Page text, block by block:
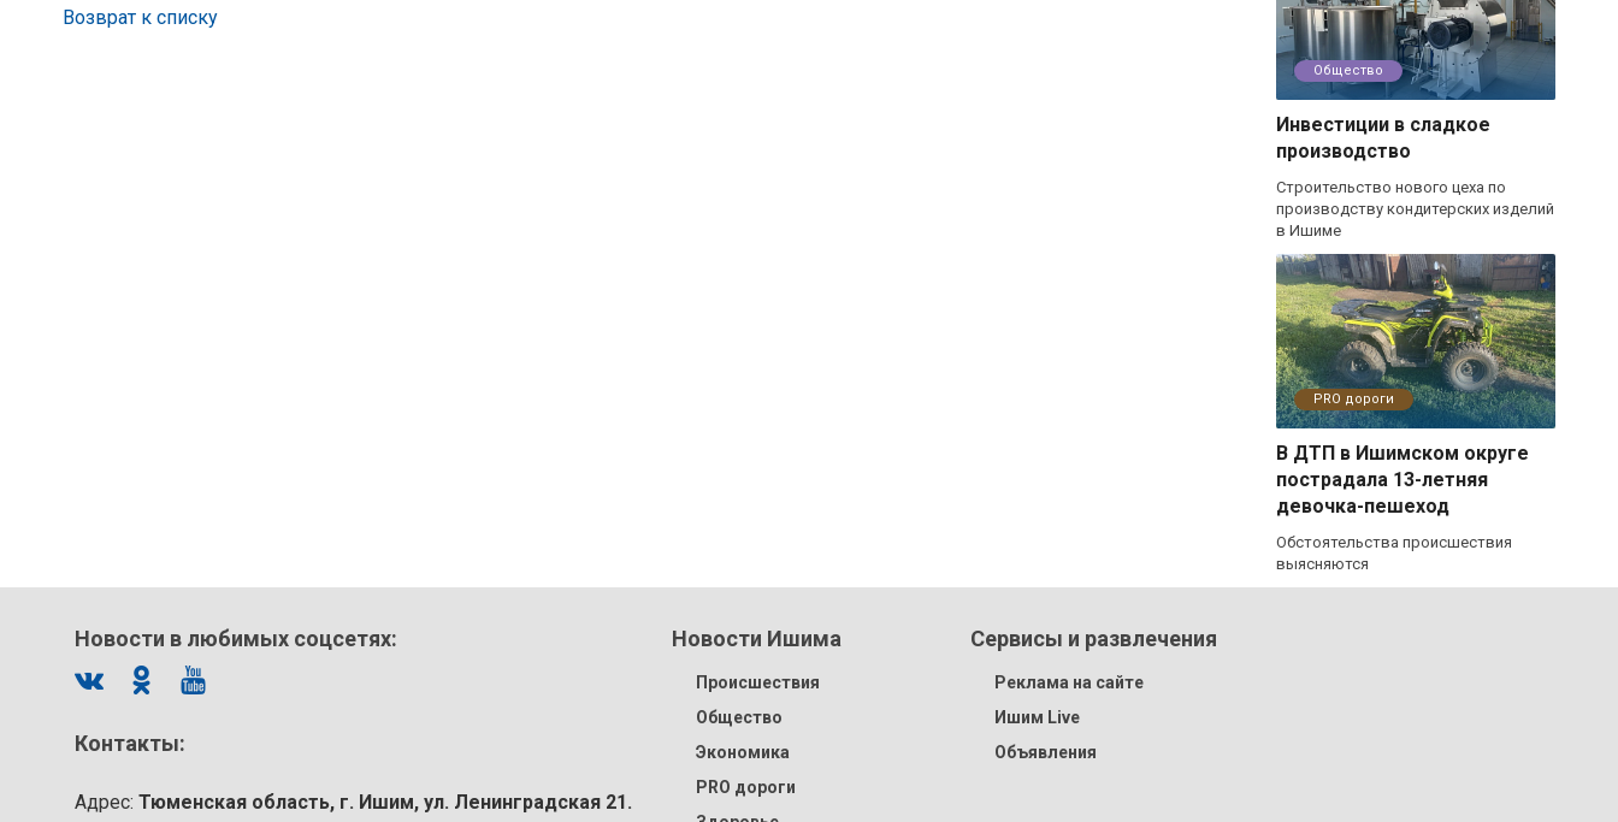
Возврат к списку
Общество
Инвестиции в сладкое
производство
Строительство нового цеха по
производству кондитерских изделий
в Ишиме
PRO дороги
В ДТП в Ишимском округе
пострадала 13-летняя
девочка-пешеход
Обстоятельства происшествия
выясняются
Новости в любимых соцсетях:
Контакты:
Адрес: Тюменская область, г. Ишим, ул. Ленинградская 21.
Новости Ишима
Происшествия
Общество
Экономика
PRO дороги
Сервисы и развлечения
Реклама на сайте
Ишим Live
Объявления